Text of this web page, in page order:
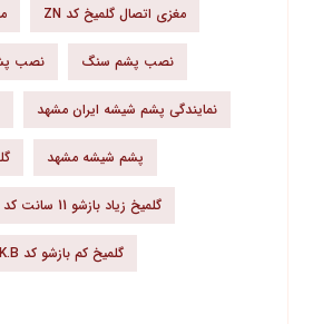
مغزی اتصال گلمیخ کد ZN
نصب پشم سنگ نصب
نمایندگی پشم شیشه ایران مشهد
پشم شیشه مشهد
گلمیخ زیاد بازشو 11 سانت کد Z.B110
گلمیخ کم بازشو کد K.B